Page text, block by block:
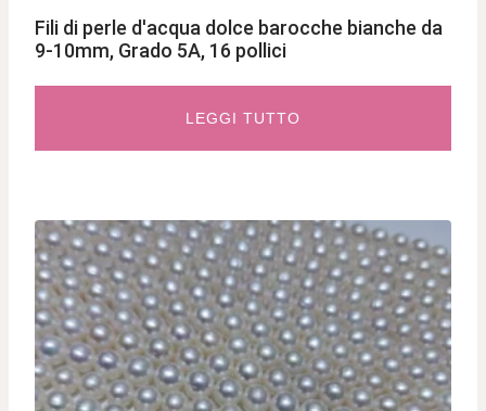
Fili di perle d'acqua dolce barocche bianche da
9-10mm, Grado 5A, 16 pollici
LEGGI TUTTO